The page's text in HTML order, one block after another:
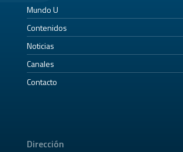
Mundo U
Contenidos
Noticias
Canales
Contacto
Dirección